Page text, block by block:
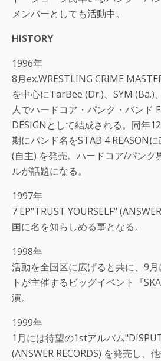
メンバーとしても活動中。
HISTORY
1996年
8月ex.WRESTLING CRIME
を中心にTarBee (Dr.)、SYM (Ba.)
人でハードコア・パンク・バンド
DESIGNとして結成される。同年
期にバンド名をSTAB 4 REASON
(自主) を発売。ハードコア/パンク
ルが話題になる。
1997年
7'EP"TRUST YOURSELF"
国に名を知らしめる事となる。
1998年
活動を全国区に広げると共に、9
トが主催するビッグイベント『
演。
1999年
1月には待望の1stアルバム
(ANSWER RECORDS) を発売し、